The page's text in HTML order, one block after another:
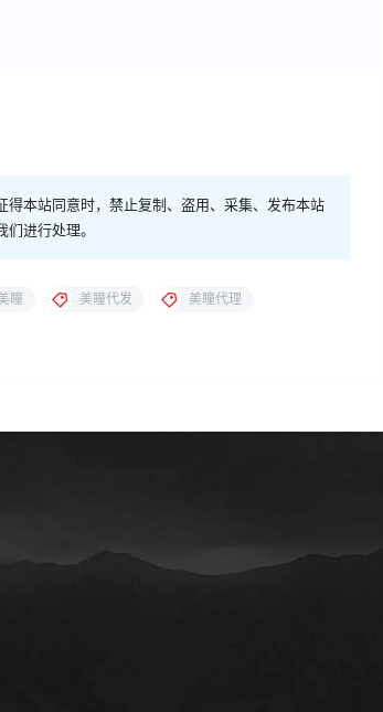
本站同意时，禁止复制、盗用、采集、发布本站
进行处理。
瞳 美瞳代发 美瞳代理